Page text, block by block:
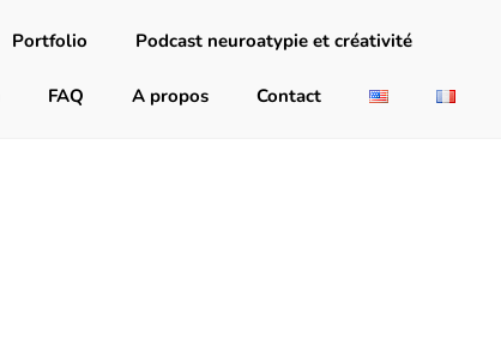
Portfolio Podcast neuroatypie et créativité
FAQ A propos Contact